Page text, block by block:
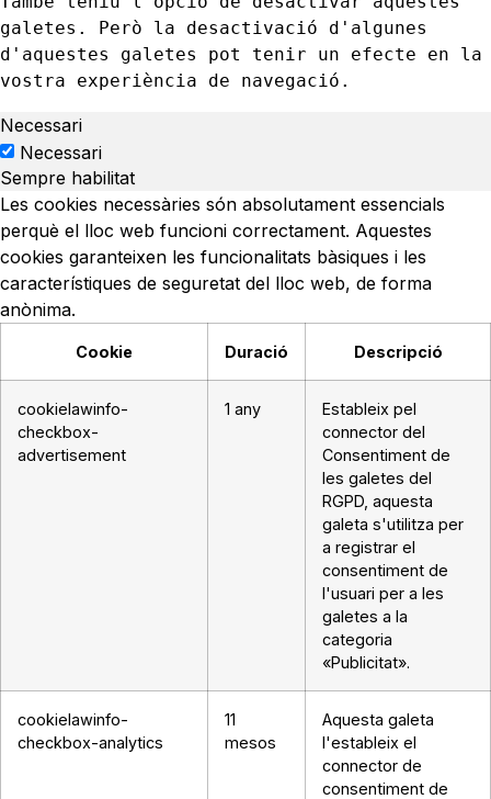
galetes. Però la desactivació d'algunes
d'aquestes galetes pot tenir un efecte en la
vostra experiència de navegació.
Necessari
Necessari
Sempre habilitat
Les cookies necessàries són absolutament essencials
perquè el lloc web funcioni correctament. Aquestes
cookies garanteixen les funcionalitats bàsiques i les
característiques de seguretat del lloc web, de forma
anònima.
Cookie Duració Descripció
cookielawinfo-
checkbox-
advertisement
1 any
Estableix pel
connector del
Consentiment de
les galetes del
RGPD, aquesta
galeta s'utilitza per
a registrar el
consentiment de
l'usuari per a les
galetes a la
categoria
«Publicitat».
cookielawinfo-
checkbox-analytics
11
mesos
Aquesta galeta
l'estableix el
connector de
consentiment de